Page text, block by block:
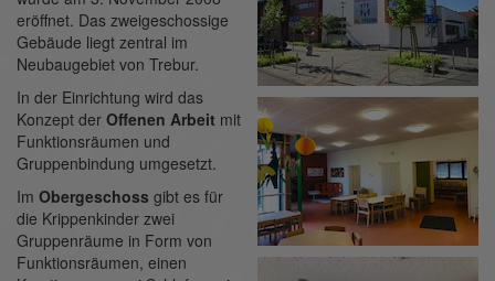
eröffnet. Das zweigeschossige
Gebäude liegt zentral im
Neubaugebiet von Trebur.
In der Einrichtung wird das
Konzept der Offenen Arbeit mit
Funktionsräumen und
Gruppenbindung umgesetzt.
Im Obergeschoss gibt es für
die Krippenkinder zwei
Gruppenräume in Form von
Funktionsräumen, einen